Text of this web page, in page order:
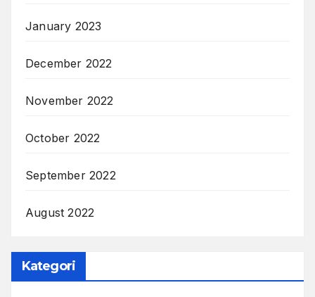
January 2023
December 2022
November 2022
October 2022
September 2022
August 2022
Kategori